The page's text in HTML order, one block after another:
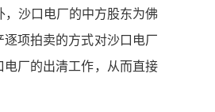
沙口电厂的中方股东为佛
逐项拍卖的方式对沙口电厂
厂的出清工作，从而直接